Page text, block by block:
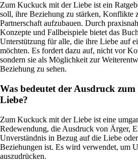
Zum Kuckuck mit der Liebe ist ein
soll, ihre Beziehung zu stärken, Konflikte
Partnerschaft aufzubauen. Durch
Konzepte und Fallbeispiele bietet das
Unterstützung für alle, die ihre Liebe auf
möchten. Es fordert dazu auf, nicht vor
sondern sie als Möglichkeit zur
Beziehung zu sehen.
Was bedeutet der Ausdruck
Liebe?
Zum Kuckuck mit der Liebe ist eine
Redewendung, die Ausdruck von Ärger,
Unverständnis in Bezug auf die Liebe
Beziehungen ist. Es wird verwendet, um
auszudrücken.